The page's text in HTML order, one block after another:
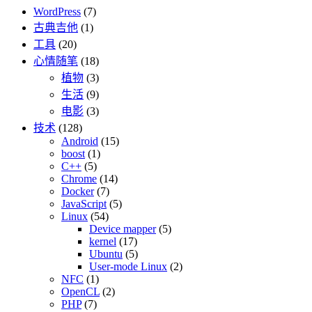
WordPress (7)
古典吉他 (1)
工具 (20)
心情随笔 (18)
植物 (3)
生活 (9)
电影 (3)
技术 (128)
Android (15)
boost (1)
C++ (5)
Chrome (14)
Docker(7)
JavaScript (5)
Linux (54)
Device mapper(5)
kernel (17)
Ubuntu (5)
User-mode Linux (2)
NFC (1)
OpenCL (2)
PHP(7)